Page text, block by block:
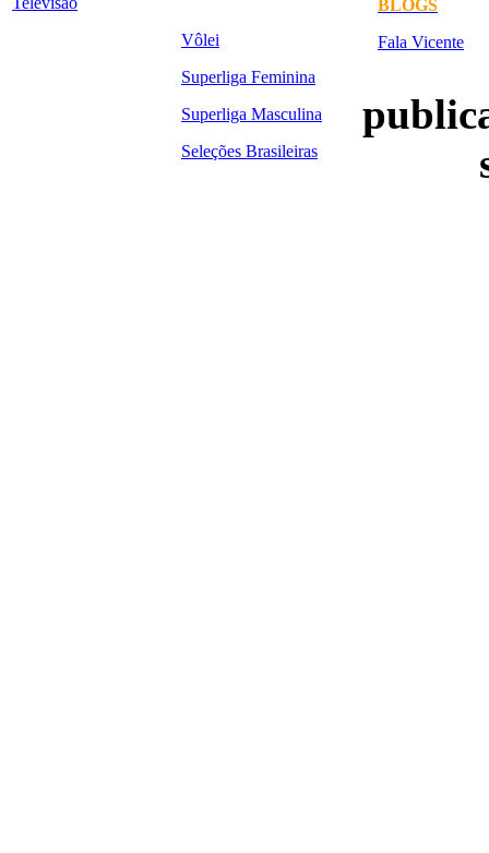
Vôlei
Superliga Feminina
Superliga Masculina
Seleções Brasileiras
BLOGS
Fala Vicente